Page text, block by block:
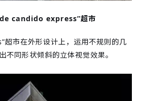
candido express”超市
市在外形设计上，运用不规则的几
不同形状倾斜的立体视觉效果。